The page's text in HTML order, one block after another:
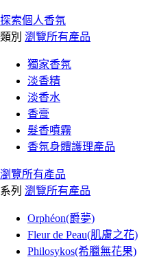
探索個人香氛
類別 瀏覽所有產品
獨家香氛
淡香精
淡香水
香膏
髮香噴霧
香氛身體護理產品
瀏覽所有產品
系列 瀏覽所有產品
Orphéon(爵夢)
Fleur de Peau(肌膚之花)
Philosykos(希臘無花果)